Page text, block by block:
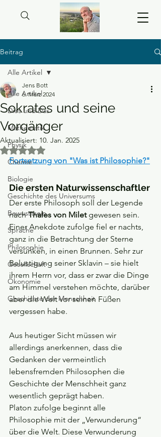
Beitrag
Alle Artikel
Dies und Das
Mathematik
Physik
Chemie
Biologie
Geschichte des Universums
Bewusstsein
Sprache
Philosophie
Gesellschaft
Ökonomie
Geschichte der Menschheit
Alle Artikel
Sokrates und seine
Vorgänger
Jens Bott
6. März 2024
Aktualisiert: 10. Jan. 2025
Mit NaN von 5 Sternen bewertet.
Fortsetzung von "Was ist Philosophie?"
Die ersten Naturwissenschaftler
Der erste Philosoph soll der Legende
nach Thales von Milet gewesen sein.
Einer Anekdote zufolge fiel er nachts,
ganz in die Betrachtung der Sterne
versunken, in einen Brunnen. Sehr zur
Belustigung seiner Sklavin – sie hielt
ihrem Herrn vor, dass er zwar die Dinge
am Himmel verstehen möchte, darüber
aber die Welt vor seinen Füßen
vergessen habe.
Aus heutiger Sicht müssen wir
allerdings anerkennen, dass die
Gedanken der vermeintlich
lebensfremden Philosophen die
Geschichte der Menschheit ganz
wesentlich geprägt haben.
Platon zufolge beginnt alle
Philosophie mit der „Verwunderung“
über die Welt. Diese Verwunderung